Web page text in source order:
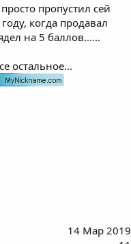
пропустил сей
когда продавал
на 5 баллов......
остальное...
14 Мар 2019